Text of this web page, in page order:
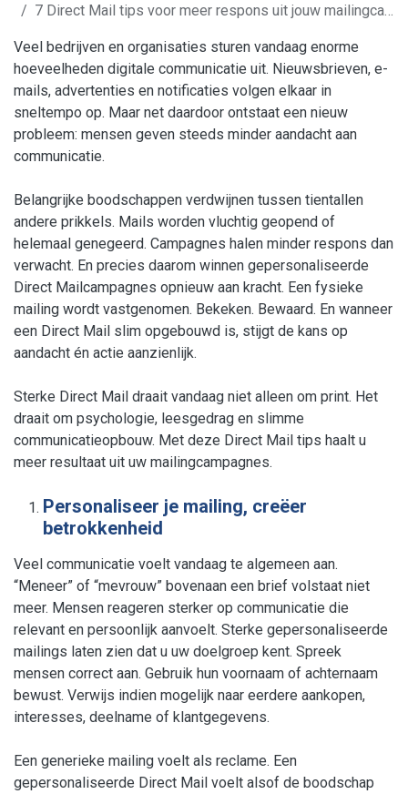
7 Direct Mail tips voor meer respons uit jouw mailingcampagnes
Veel bedrijven en organisaties sturen vandaag enorme
hoeveelheden digitale communicatie uit. Nieuwsbrieven, e-
mails, advertenties en notificaties volgen elkaar in
sneltempo op. Maar net daardoor ontstaat een nieuw
probleem: mensen geven steeds minder aandacht aan
communicatie.
Belangrijke boodschappen verdwijnen tussen tientallen
andere prikkels. Mails worden vluchtig geopend of
helemaal genegeerd. Campagnes halen minder respons dan
verwacht. En precies daarom winnen gepersonaliseerde
Direct Mailcampagnes opnieuw aan kracht. Een fysieke
mailing wordt vastgenomen. Bekeken. Bewaard. En wanneer
een Direct Mail slim opgebouwd is, stijgt de kans op
aandacht én actie aanzienlijk.
Sterke Direct Mail draait vandaag niet alleen om print. Het
draait om psychologie, leesgedrag en slimme
communicatieopbouw. Met deze Direct Mail tips haalt u
meer resultaat uit uw mailingcampagnes.
Personaliseer je mailing, creëer
betrokkenheid
Veel communicatie voelt vandaag te algemeen aan.
“Meneer” of “mevrouw” bovenaan een brief volstaat niet
meer. Mensen reageren sterker op communicatie die
relevant en persoonlijk aanvoelt. Sterke gepersonaliseerde
mailings laten zien dat u uw doelgroep kent. Spreek
mensen correct aan. Gebruik hun voornaam of achternaam
bewust. Verwijs indien mogelijk naar eerdere aankopen,
interesses, deelname of klantgegevens.
Een generieke mailing voelt als reclame. Een
gepersonaliseerde Direct Mail voelt alsof de boodschap